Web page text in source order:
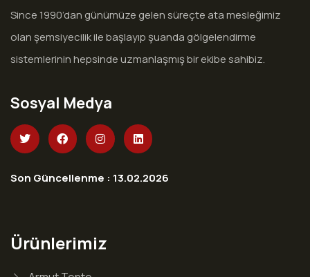
Since 1990’dan günümüze gelen süreçte ata mesleğimiz
olan şemsiyecilik ile başlayıp şuanda gölgelendirme
sistemlerinin hepsinde uzmanlaşmış bir ekibe sahibiz.
Sosyal Medya
Son Güncellenme : 13.02.2026
Ürünlerimiz